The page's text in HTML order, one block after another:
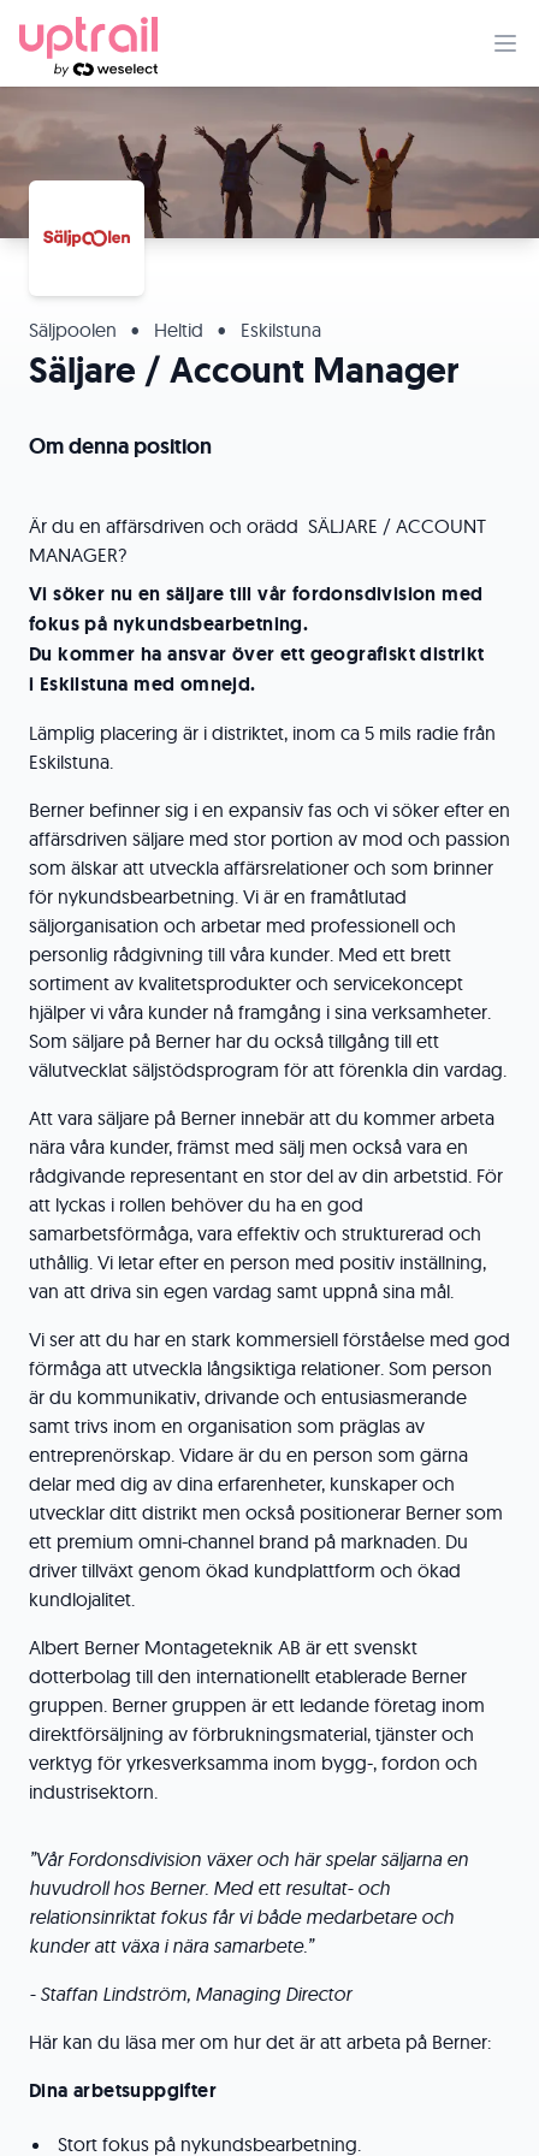
Säljpoolen • Heltid • Eskilstuna
Säljare / Account Manager
Om denna position
Är du en affärsdriven och orädd SÄLJARE / ACCOUNT
MANAGER?
Vi söker nu en säljare till vår fordonsdivision med
fokus på nykundsbearbetning.
Du kommer ha ansvar över ett geografiskt distrikt
i Eskilstuna med omnejd.
Lämplig placering är i distriktet, inom ca 5 mils radie från
Eskilstuna.
Berner befinner sig i en expansiv fas och vi söker efter en
affärsdriven säljare med stor portion av mod och passion
som älskar att utveckla affärsrelationer och som brinner
för nykundsbearbetning. Vi är en framåtlutad
säljorganisation och arbetar med professionell och
personlig rådgivning till våra kunder. Med ett brett
sortiment av kvalitetsprodukter och servicekoncept
hjälper vi våra kunder nå framgång i sina verksamheter.
Som säljare på Berner har du också tillgång till ett
välutvecklat säljstödsprogram för att förenkla din vardag.
Att vara säljare på Berner innebär att du kommer arbeta
nära våra kunder, främst med sälj men också vara en
rådgivande representant en stor del av din arbetstid. För
att lyckas i rollen behöver du ha en god
samarbetsförmåga, vara effektiv och strukturerad och
uthållig. Vi letar efter en person med positiv inställning,
van att driva sin egen vardag samt uppnå sina mål.
Vi ser att du har en stark kommersiell förståelse med god
förmåga att utveckla långsiktiga relationer. Som person
är du kommunikativ, drivande och entusiasmerande
samt trivs inom en organisation som präglas av
entreprenörskap. Vidare är du en person som gärna
delar med dig av dina erfarenheter, kunskaper och
utvecklar ditt distrikt men också positionerar Berner som
ett premium omni-channel brand på marknaden. Du
driver tillväxt genom ökad kundplattform och ökad
kundlojalitet.
Albert Berner Montageteknik AB är ett svenskt
dotterbolag till den internationellt etablerade Berner
gruppen. Berner gruppen är ett ledande företag inom
direktförsäljning av förbrukningsmaterial, tjänster och
verktyg för yrkesverksamma inom bygg-, fordon och
industrisektorn.
”VårFordonsdivision växer och här spelar säljarna en
huvudroll hos Berner. Med ett resultat- och
relationsinriktat fokus får vi både medarbetare och
kunder att växa i nära samarbete.”
- Staffan Lindström, Managing Director
Här kan du läsa mer om hur det är att arbeta på Berner:
Dina arbetsuppgifter
Stort fokus på nykundsbearbetning.